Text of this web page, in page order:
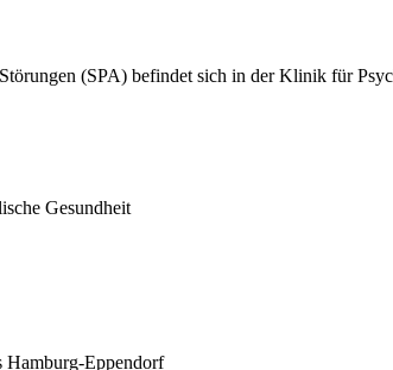
(SPA) befindet sich in der Klinik für
Gesundheit
Hamburg-Eppendorf